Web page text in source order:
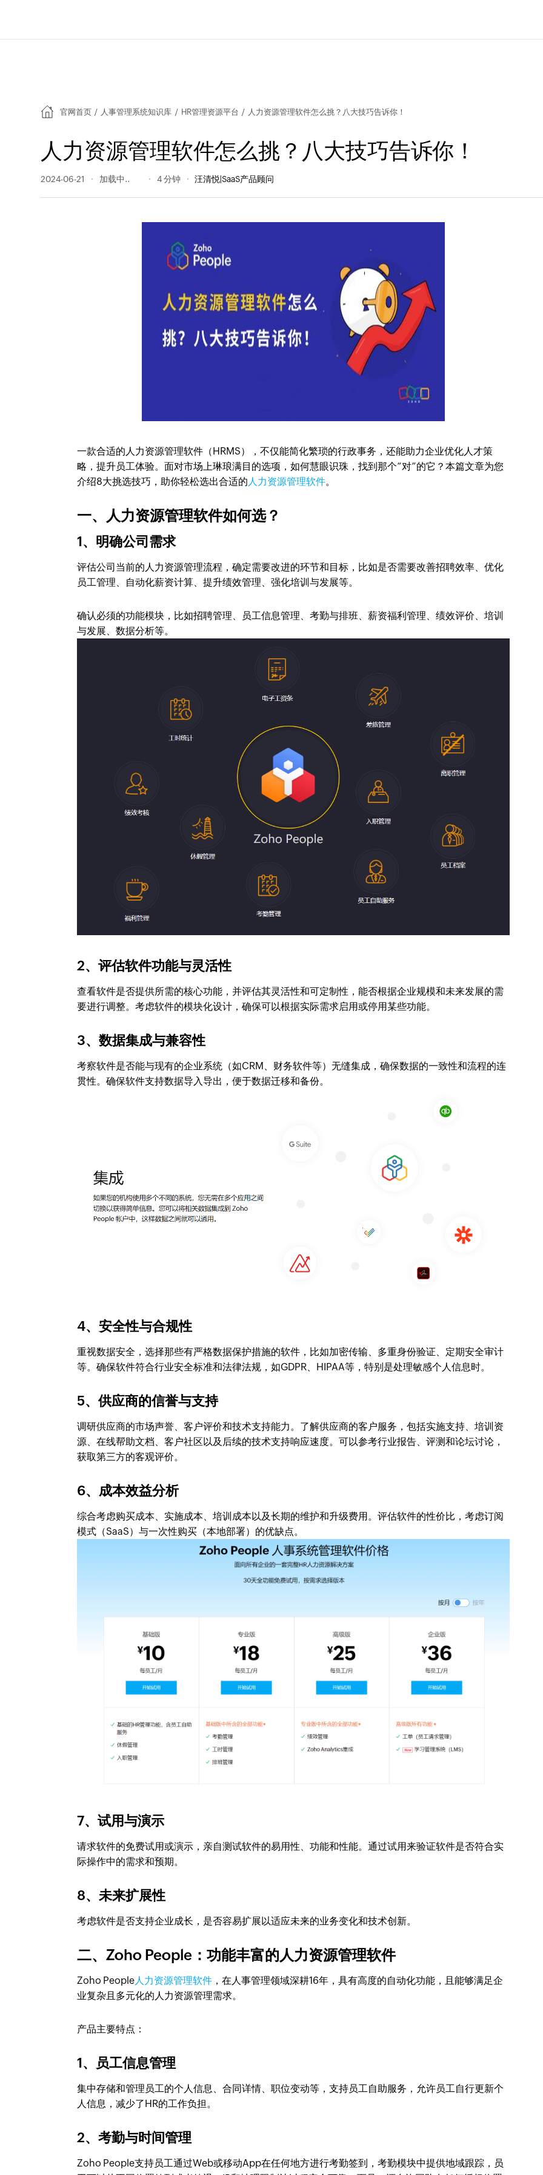
官网首页 / 人事管理系统知识库 / HR管理资源平台 / 人力资源管理软件怎么挑？八大技巧告诉你！
人力资源管理软件怎么挑？八大技巧告诉你！
2024-06-21 209 阅读量 4 分钟 汪清悦|SaaS产品顾问
一款合适的人力资源管理软件（HRMS），不仅能简化繁琐的行政事务，还能助力企业优化人才策
略，提升员工体验。面对市场上琳琅满目的选项，如何慧眼识珠，找到那个“对”的它？本篇文章为您
介绍8大挑选技巧，助你轻松选出合适的人力资源管理软件。
一、人力资源管理软件如何选？
1、明确公司需求
评估公司当前的人力资源管理流程，确定需要改进的环节和目标，比如是否需要改善招聘效率、优化
员工管理、自动化薪资计算、提升绩效管理、强化培训与发展等。
确认必须的功能模块，比如招聘管理、员工信息管理、考勤与排班、薪资福利管理、绩效评价、培训
与发展、数据分析等。
2、评估软件功能与灵活性
查看软件是否提供所需的核心功能，并评估其灵活性和可定制性，能否根据企业规模和未来发展的需
要进行调整。考虑软件的模块化设计，确保可以根据实际需求启用或停用某些功能。
3、数据集成与兼容性
考察软件是否能与现有的企业系统（如CRM、财务软件等）无缝集成，确保数据的一致性和流程的连
贯性。确保软件支持数据导入导出，便于数据迁移和备份。
4、安全性与合规性
重视数据安全，选择那些有严格数据保护措施的软件，比如加密传输、多重身份验证、定期安全审计
等。确保软件符合行业安全标准和法律法规，如GDPR、HIPAA等，特别是处理敏感个人信息时。
5、供应商的信誉与支持
调研供应商的市场声誉、客户评价和技术支持能力。了解供应商的客户服务，包括实施支持、培训资
源、在线帮助文档、客户社区以及后续的技术支持响应速度。可以参考行业报告、评测和论坛讨论，
获取第三方的客观评价。
6、成本效益分析
综合考虑购买成本、实施成本、培训成本以及长期的维护和升级费用。评估软件的性价比，考虑订阅
模式（SaaS）与一次性购买（本地部署）的优缺点。
7、试用与演示
请求软件的免费试用或演示，亲自测试软件的易用性、功能和性能。通过试用来验证软件是否符合实
际操作中的需求和预期。
8、未来扩展性
考虑软件是否支持企业成长，是否容易扩展以适应未来的业务变化和技术创新。
二、Zoho People：功能丰富的人力资源管理软件
Zoho People人力资源管理软件 ，在人事管理领域深耕16年，具有高度的自动化功能，且能够满足企
业复杂且多元化的人力资源管理需求。
产品主要特点：
1、员工信息管理
集中存储和管理员工的个人信息、合同详情、职位变动等，支持员工自助服务，允许员工自行更新个
人信息，减少了HR的工作负担。
2、考勤与时间管理
Zoho People支持员工通过Web或移动App在任何地方进行考勤签到，考勤模块中提供地域跟踪，员